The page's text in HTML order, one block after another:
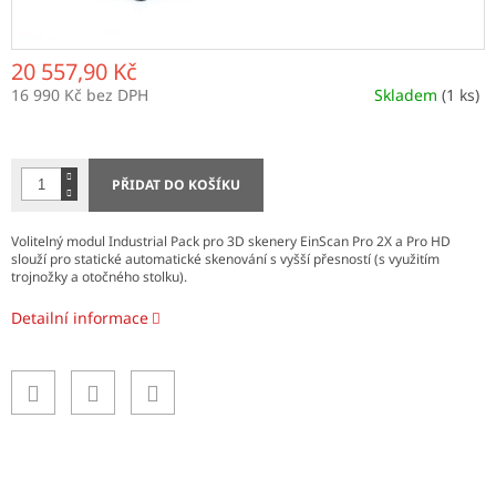
20 557,90 Kč
16 990 Kč bez DPH
Skladem(1 ks)
PŘIDAT DO KOŠÍKU
Volitelný modul Industrial Pack pro 3D skenery EinScan Pro 2X a Pro HD
slouží pro statické automatické skenování s vyšší přesností (s využitím
trojnožky a otočného stolku).
Detailní informace